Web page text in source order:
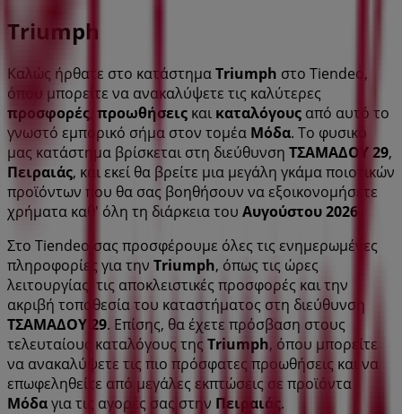
Triumph
Καλώς ήρθατε στο κατάστημαTriumph στο Tiendeo,
όπου μπορείτε να ανακαλύψετε τις καλύτερες
προσφορές προωθήσεις και καταλόγους από αυτό το
γνωστό εμπορικό σήμα στον τομέα Μόδα. Το φυσικό
μας κατάστημα βρίσκεται στη διεύθυνση ΤΣΑΜΑΔΟΥ 29,
Πειραιάς, και εκεί θα βρείτε μια μεγάλη γκάμα ποιοτικών
προϊόντων που θα σας βοηθήσουν να εξοικονομήσετε
χρήματα καθ' όλη τη διάρκεια του Αυγούστου 2026
Στο Tiendeo σας προσφέρουμε όλες τις ενημερωμένες
πληροφορίες για την Triumph, όπως τις ώρες
λειτουργίας, τις αποκλειστικές προσφορές και την
ακριβή τοποθεσία του καταστήματος στη διεύθυνση
ΤΣΑΜΑΔΟΥ 29. Επίσης, θα έχετε πρόσβαση στους
τελευταίους καταλόγους της Triumph, όπου μπορείτε
να ανακαλύψετε τις πιο πρόσφατες προωθήσεις και να
επωφεληθείτε από μεγάλες εκπτώσεις σε προϊόντα
Μόδαγια τις αγορές σας στην Πειραιάς.